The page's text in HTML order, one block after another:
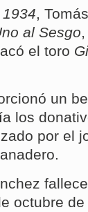
,
al Sesgo
el toro
un
los
por el
octubre